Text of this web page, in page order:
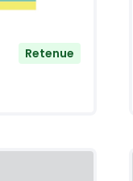
Retenue